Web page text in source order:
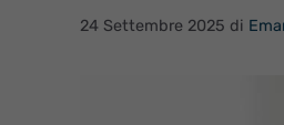
24 Settembre 2025 di